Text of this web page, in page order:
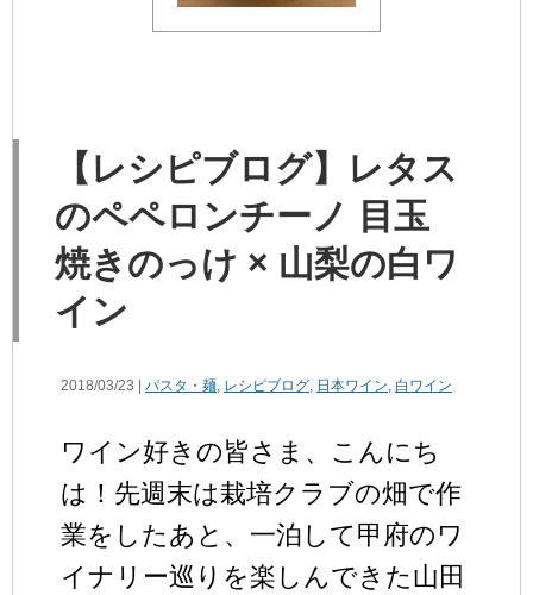
【レシピブログ】レタス
のペペロンチーノ 目玉
焼きのっけ × 山梨の白ワ
イン
2018/03/23 | パスタ・麺, レシピブログ, 日本ワイン, 白ワイン
ワイン好きの皆さま、こんにち
は！先週末は栽培クラブの畑で作
業をしたあと、一泊して甲府のワ
イナリー巡りを楽しんできた山田